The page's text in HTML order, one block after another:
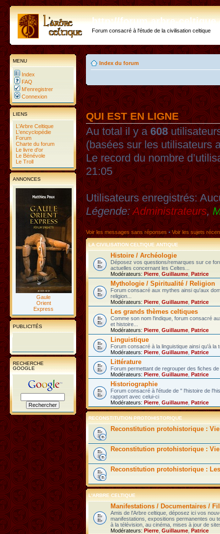
http://forum.arbre-
Forum consacré à l'étude de la civilisation celtique
MENU
Index
FAQ
M’enregistrer
Connexion
LIENS
L'Arbre Celtique
L'encyclopédie
Forum
Charte du forum
Le livre d'or
Le Bénévole
Le Troll
ANNONCES
Gaule
Orient
Express
PUBLICITÉS
RECHERCHE
GOOGLE
Index du forum
QUI EST EN LIGNE
Au total il y a608
(basées sur les utilisateurs
Le record du nombre
21:05
Utilisateurs enregistrés:
Légende:Administrateurs,
Voir les messages sans réponses•Voir les sujets
LA CIVILISATION CELTIQUE ANTIQUE
Histoire / Archéologie
Déposez vos questions/remarques sur ce
actuelles concernant les Celtes...
Modérateurs: Pierre Guillaume Patrice
Mythologie / Spiritualité / Religion
Forum consacré aux mythes ainsi qu'aux
religion...
Modérateurs: Pierre Guillaume Patrice
Les grands thèmes celtiques
Comme son nom l'indique, forum consacré
et histoire...
Modérateurs: Pierre Guillaume Patrice
Linguistique
Forum consacré à la linguistique ainsi qu'à la
Modérateurs: Pierre Guillaume Patrice
Littérature
Forum permettant de regrouper des fiches
Modérateurs: Pierre Guillaume Patrice
Historiographie
Forum consacré à l'étude de " l'histoire de
rapport avec celui-ci
Modérateurs: Pierre Guillaume Patrice
RECONSTITUTION PROTOHISTORIQUE
Reconstitution protohistorique :
Reconstitution protohistorique :
Reconstitution protohistorique :
L'ARBRE CELTIQUE
Manifestations / Documentaires /
Amis de l'Arbre celtique, déposez ici vos
manifestations, expositions permanentes ou
à la télévision, au cinéma, mises à jour de
Modérateurs: Pierre Guillaume Patrice